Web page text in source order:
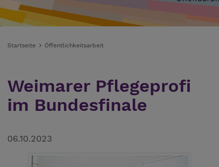
Startseite Öffentlichkeitsarbeit
Weimarer Pflegeprofi
im Bundesfinale
06.10.2023